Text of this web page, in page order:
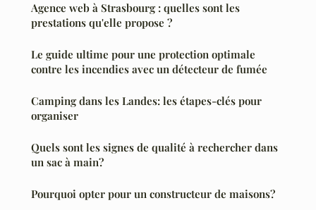
Agence web à Strasbourg : quelles sont les
prestations qu'elle propose ?
Le guide ultime pour une protection optimale
contre les incendies avec un détecteur de fumée
Camping dans les Landes: les étapes-clés pour
organiser
Quels sont les signes de qualité à rechercher dans
un sac à main?
Pourquoi opter pour un constructeur de maisons?